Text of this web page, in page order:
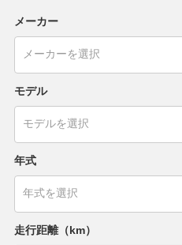
メーカー
モデル
年式
走行距離（km）